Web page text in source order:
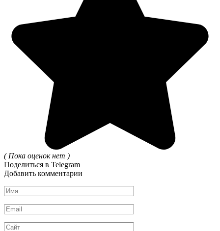
( Пока оценок нет )
Поделиться в Telegram
Добавить комментарии
Имя
*
Email
*
Сайт